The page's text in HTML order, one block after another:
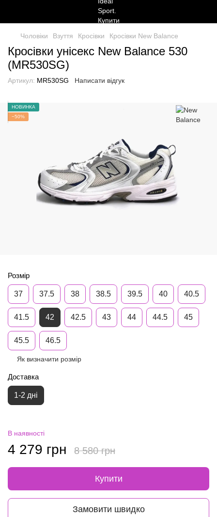
Чоловіки Взуття Кросівки Кросівки New Balance
Кросівки унісекс New Balance 530
(MR530SG)
Артикул: MR530SG Написати відгук
НОВИНКА
−50%
Розмір
37 37.5 38 38.5 39.5 40 40.5
41.5 42 42.5 43 44 44.5 45
45.5 46.5
Як визначити розмір
Доставка
1-2 дні
В наявності
4 279 грн 8 580 грн
Купити
Замовити швидко